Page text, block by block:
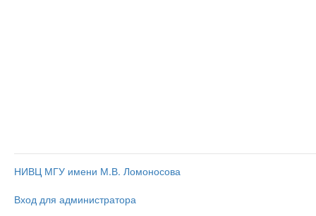
НИВЦ МГУ имени М.В. Ломоносова
Вход для администратора